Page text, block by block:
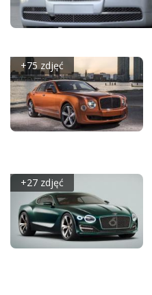
+75 zdjęć
+27 zdjęć